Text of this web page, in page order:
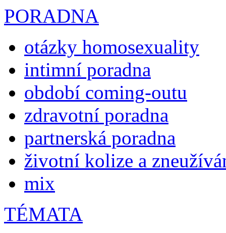
PORADNA
otázky homosexuality
intimní poradna
období coming-outu
zdravotní poradna
partnerská poradna
životní kolize a
mix
TÉMATA